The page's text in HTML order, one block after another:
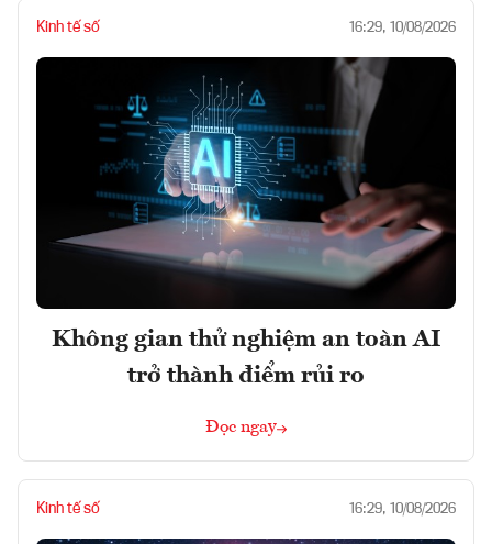
Kinh tế số 16:29, 10/08/2026
Không gian thử nghiệm an toàn AI
trở thành điểm rủi ro
Đọc ngay
Kinh tế số 16:29, 10/08/2026